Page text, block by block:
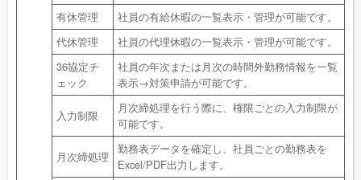
有休管理
社員の有給休暇の一覧表示・管理が可能です。
代休管理
社員の代理休暇の一覧表示・管理が可能です。
36協定チ
ェック
社員の年次または月次の時間外勤務情報を一覧
表示→対策申請が可能です。
入力制限
月次締処理を行う際に、権限ごとの入力制限が
可能です。
月次締処理
勤務表データを確定し、社員ごとの勤務表を
Excel/PDF出力します。